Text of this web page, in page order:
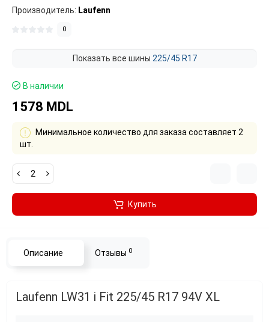
Производитель: Laufenn
0
Показать все шины 225/45 R17
В наличии
1578 MDL
Минимальное количество для заказа составляет 2
шт.
Купить
Описание Отзывы 0
Laufenn LW31 i Fit 225/45 R17 94V XL